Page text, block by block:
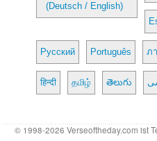
(Deutsch / English)
Русский Português ภ
हिन्दी தமிழ் తెలుగు
© 1998-2026 Verseoftheday.com ist